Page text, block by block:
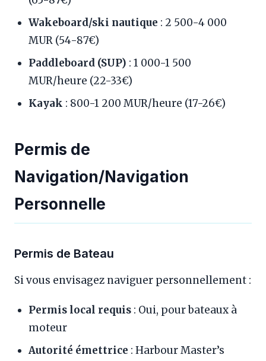
Wakeboard/ski nautique : 2 500-4 000
MUR (54-87€)
Paddleboard (SUP) : 1 000-1 500
MUR/heure (22-33€)
Kayak : 800-1 200 MUR/heure (17-26€)
Permis de
Navigation/Navigation
Personnelle
Permis de Bateau
Si vous envisagez naviguer personnellement :
Permis local requis : Oui, pour bateaux à
moteur
Autorité émettrice : Harbour Master’s